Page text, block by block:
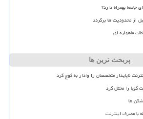
جامعه بهمراه دارد؟
از محدودیت ها برگردد
ماهواره ای
پربحث ترین ها
ناپایدار متخصصان را وادار به کوچ کرد
کوبا را مختل کرد
ها
با مصرف اینترنت